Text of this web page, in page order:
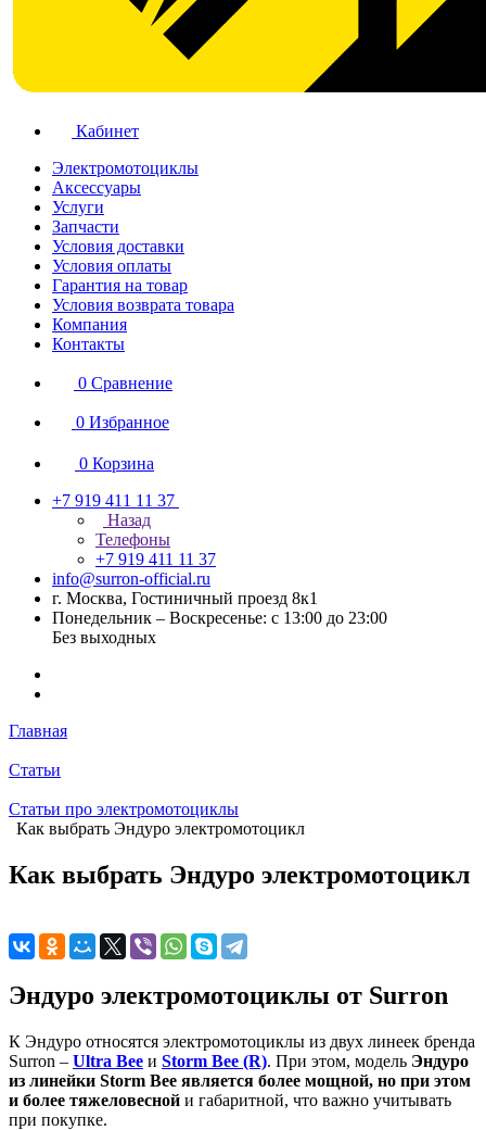
Кабинет
Электромотоциклы
Аксессуары
Услуги
Запчасти
Условия доставки
Условия оплаты
Гарантия на товар
Условия возврата товара
Компания
Контакты
0 Сравнение
0 Избранное
0 Корзина
+7 919 411 11 37
Назад
Телефоны
+7 919 411 11 37
info@surron-official.ru
г. Москва, Гостиничный проезд 8к1
Понедельник – Воскресенье: с 13:00 до 23:00
Без выходных
Главная
Статьи
Статьи про электромотоциклы
Как выбрать Эндуро электромотоцикл
Как выбрать Эндуро электромотоцикл
Эндуро электромотоциклы от Surron
К Эндуро относятся электромотоциклы из двух линеек бренда
Surron – Ultra Bee и Storm Bee (R). При этом, модель Эндуро
из линейки Storm Bee является более мощной, но при этом
и более тяжеловесной и габаритной, что важно учитывать
при покупке.